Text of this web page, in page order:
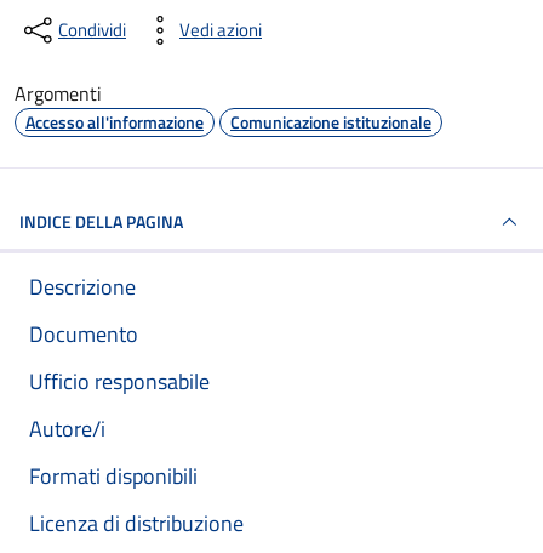
Condividi Vedi azioni
Argomenti
Accesso all'informazione Comunicazione istituzionale
INDICE DELLA PAGINA
Descrizione
Documento
Ufficio responsabile
Autore/i
Formati disponibili
Licenza di distribuzione